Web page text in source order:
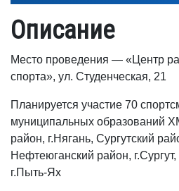
Описание
Место проведения — «Центр
спорта», ул. Студенческая, 21
Планируется участие 70
муниципальных образований
район, г.Нягань, Сургутский
Нефтеюганский район,
г.Пыть-Ях